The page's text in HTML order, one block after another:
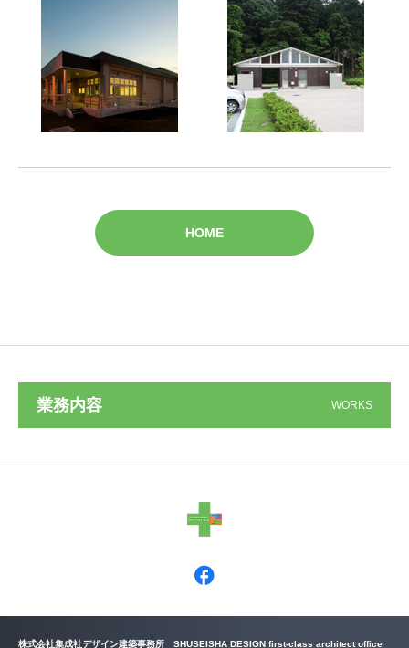
HOME
業務内容 WORKS
株式会社集成社デザイン建築事務所 SHUSEISHA DESIGN first-class architect office